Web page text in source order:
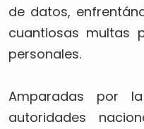
de datos,
cuantiosas multas
personales.
Amparadas por
autoridades